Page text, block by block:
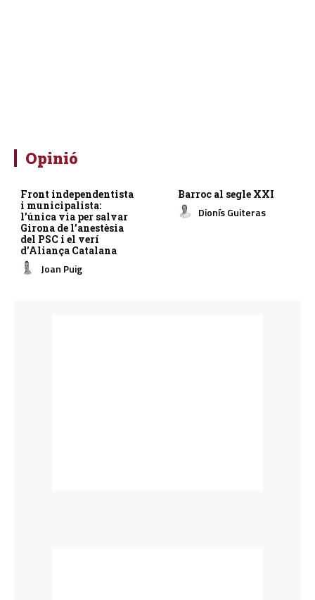
Opinió
Front independentista
i municipalista:
l’única via per salvar
Girona de l’anestèsia
del PSC i el verí
d’Aliança Catalana
Joan Puig
Barroc al segle XXI
Dionís Guiteras